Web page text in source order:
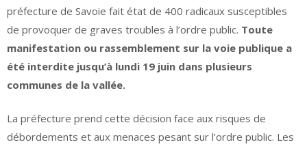
préfecture de Savoie fait état de 400 radicaux susceptibles
de provoquer de graves troubles à l’ordre public. Toute
manifestation ou rassemblement sur la voie publique a
été interdite jusqu’à lundi 19 juin dans plusieurs
communes de la vallée.
La préfecture prend cette décision face aux risques de
débordements et aux menaces pesant sur l’ordre public. Les